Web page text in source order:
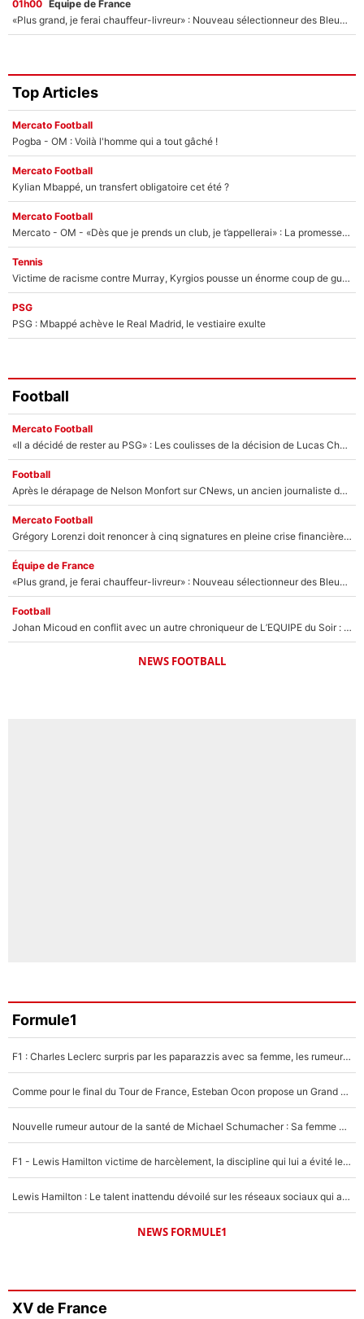
01h00 Équipe de France
«Plus grand, je ferai chauffeur-livreur» : Nouveau sélectionneur des Bleus, Zinédine Zidane s’était imaginé un avenir très différent lorsqu'il était enfant
Top Articles
Mercato Football
Pogba - OM : Voilà l'homme qui a tout gâché !
Mercato Football
Kylian Mbappé, un transfert obligatoire cet été ?
Mercato Football
Mercato - OM - «Dès que je prends un club, je t’appellerai» : La promesse de Marcelino au moment de claquer la porte
Tennis
Victime de racisme contre Murray, Kyrgios pousse un énorme coup de gueule !
PSG
PSG : Mbappé achève le Real Madrid, le vestiaire exulte
Football
Mercato Football
«Il a décidé de rester au PSG» : Les coulisses de la décision de Lucas Chevalier pour son transfert
Football
Après le dérapage de Nelson Monfort sur CNews, un ancien journaliste de France Télévisions relance la polémique sur les incendies en Gironde
Mercato Football
Grégory Lorenzi doit renoncer à cinq signatures en pleine crise financière : L’IA propose sept noms à l’OM pour un mercato réussi... à seulement 5M€ !
Équipe de France
«Plus grand, je ferai chauffeur-livreur» : Nouveau sélectionneur des Bleus, Zinédine Zidane s’était imaginé un avenir très différent lorsqu'il était enfant
Football
Johan Micoud en conflit avec un autre chroniqueur de L’EQUIPE du Soir : «Pendant un moment, je ne les ai pas remis ensemble dans l'émission»
NEWS FOOTBALL
Formule1
F1 : Charles Leclerc surpris par les paparazzis avec sa femme, les rumeurs étaient vraies !
Comme pour le final du Tour de France, Esteban Ocon propose un Grand Prix de Formule 1 à Paris : «Autour de l’Arc de Triomphe, ce serait génial» !
Nouvelle rumeur autour de la santé de Michael Schumacher : Sa femme Corinna sort du silence
F1 - Lewis Hamilton victime de harcèlement, la discipline qui lui a évité le pire : «J'aurais probablement mal tourné»
Lewis Hamilton : Le talent inattendu dévoilé sur les réseaux sociaux qui a impressionné Kim Kardashian pendant leurs vacances en amoureux !
NEWS FORMULE1
XV de France